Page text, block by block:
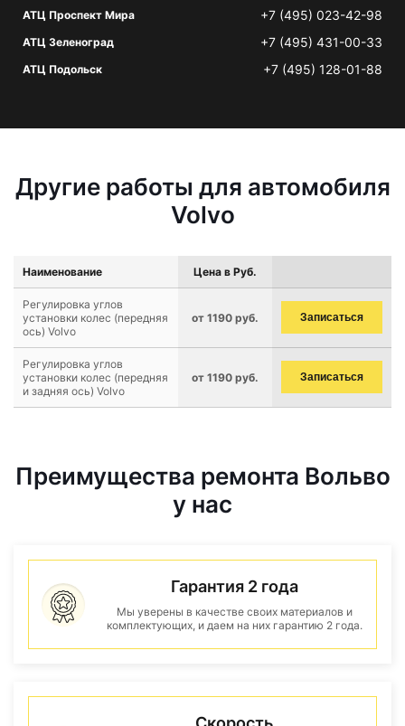
АТЦ Проспект Мира +7 (495) 023-42-98
АТЦ Зеленоград +7 (495) 431-00-33
АТЦ Подольск +7 (495) 128-01-88
Другие работы для автомобиля
Volvo
Наименование Цена в Руб.
Регулировка углов
установки колес (передняя
ось) Volvo
от 1190 руб. Записаться
Регулировка углов
установки колес (передняя
и задняя ось) Volvo
от 1190 руб. Записаться
Преимущества ремонта Вольво
у нас
Гарантия 2 года
Мы уверены в качестве своих материалов и
комплектующих, и даем на них гарантию 2 года.